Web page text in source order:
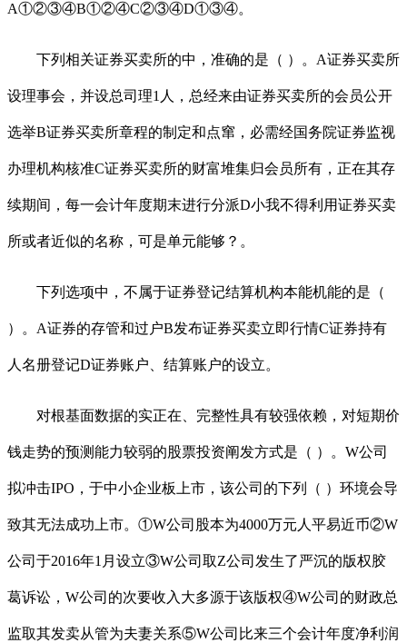
A①②③④B①②④C②③④D①③④。
下列相关证券买卖所的中，准确的是（ ）。A证券买卖所
设理事会，并设总司理1人，总经来由证券买卖所的会员公开
选举B证券买卖所章程的制定和点窜，必需经国务院证券监视
办理机构核准C证券买卖所的财富堆集归会员所有，正在其存
续期间，每一会计年度期末进行分派D小我不得利用证券买卖
所或者近似的名称，可是单元能够？。
下列选项中，不属于证券登记结算机构本能机能的是（
）。A证券的存管和过户B发布证券买卖立即行情C证券持有
人名册登记D证券账户、结算账户的设立。
对根基面数据的实正在、完整性具有较强依赖，对短期价
钱走势的预测能力较弱的股票投资阐发方式是（ ）。W公司
拟冲击IPO，于中小企业板上市，该公司的下列（ ）环境会导
致其无法成功上市。①W公司股本为4000万元人平易近币②W
公司于2016年1月设立③W公司取Z公司发生了严沉的版权胶
葛诉讼，W公司的次要收入大多源于该版权④W公司的财政总
监取其发卖从管为夫妻关系⑤W公司比来三个会计年度净利润